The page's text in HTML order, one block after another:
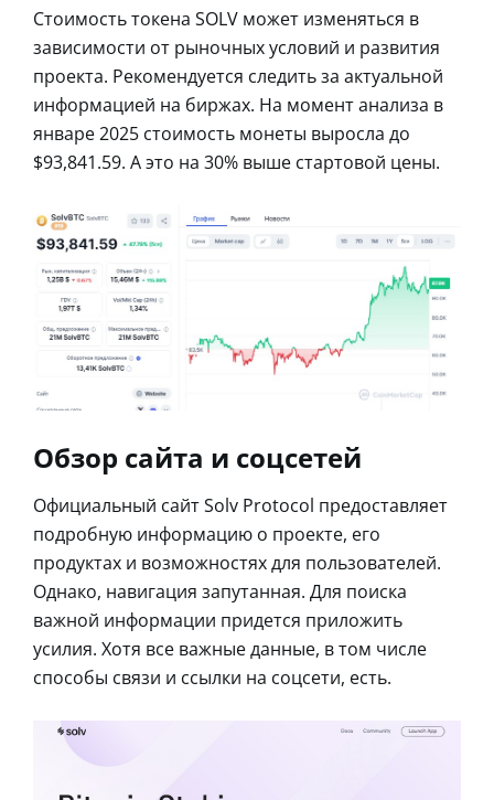
Стоимость токена SOLV может изменяться в
зависимости от рыночных условий и развития
проекта. Рекомендуется следить за актуальной
информацией на биржах. На момент анализа в
январе 2025 стоимость монеты выросла до
$93,841.59. А это на 30% выше стартовой цены.
Обзор сайта и соцсетей
Официальный сайт Solv Protocol предоставляет
подробную информацию о проекте, его
продуктах и возможностях для пользователей.
Однако, навигация запутанная. Для поиска
важной информации придется приложить
усилия. Хотя все важные данные, в том числе
способы связи и ссылки на соцсети, есть.